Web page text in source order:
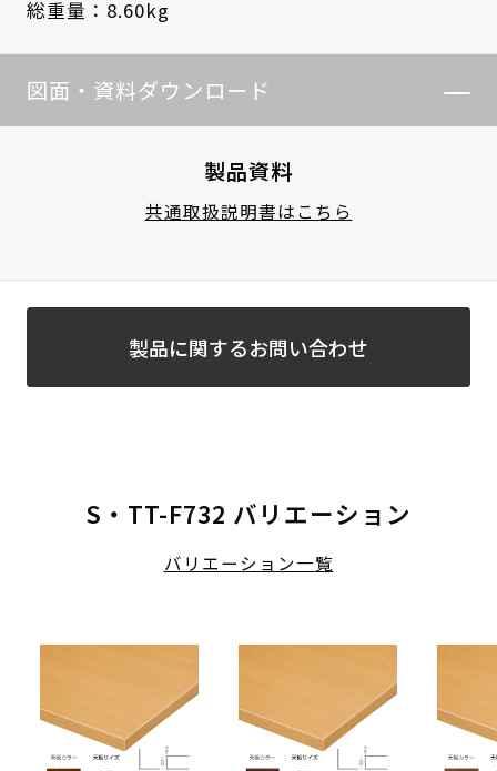
総重量：8.60kg
図面・資料ダウンロード
製品資料
共通取扱説明書はこちら
製品に関するお問い合わせ
S・TT-F732 バリエーション
バリエーション一覧